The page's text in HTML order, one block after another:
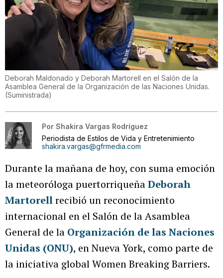
Deborah Maldonado y Deborah Martorell en el Salón de la
Asamblea General de la Organización de las Naciones Unidas.
(Suministrada)
Por Shakira Vargas Rodríguez
Periodista de Estilos de Vida y Entretenimiento
shakira.vargas@gfrmedia.com
Durante la mañana de hoy, con suma emoción
la meteoróloga puertorriqueñaDeborah
Martorellrecibió un reconocimiento
internacional en el Salón de la Asamblea
General de la Organización de las Naciones
Unidas (ONU), en Nueva York, como parte de
la iniciativa global Women Breaking Barriers.